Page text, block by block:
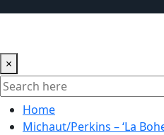
×
Home
Michaut/Perkins – ‘La